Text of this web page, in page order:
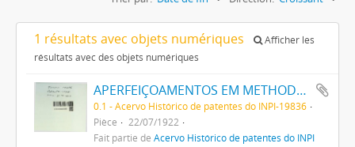
1 résultats avec objets numériques
Afficher les
résultats avec des objets numériques
APERFEIÇOAMENTOS EM METHODOS DE MANUFACTURAR EMBASES PARA FILAMENTOS DE LAMPADAS, E ARTIGOS ANALOGOS
0.1 - Acervo Histórico de patentes do INPI-19836
Pièce
22/07/1922
Fait partie de Acervo Histórico de patentes do INPI